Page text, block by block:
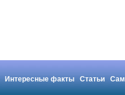
Интересные факты Статьи